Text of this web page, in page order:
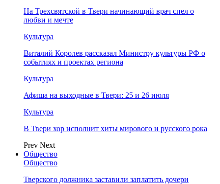
На Трехсвятской в Твери начинающий врач спел о
любви и мечте
Культура
Виталий Королев рассказал Министру культуры РФ о
событиях и проектах региона
Культура
Афиша на выходные в Твери: 25 и 26 июля
Культура
В Твери хор исполнит хиты мирового и русского рока
Prev Next
Общество
Общество
Тверского должника заставили заплатить дочери